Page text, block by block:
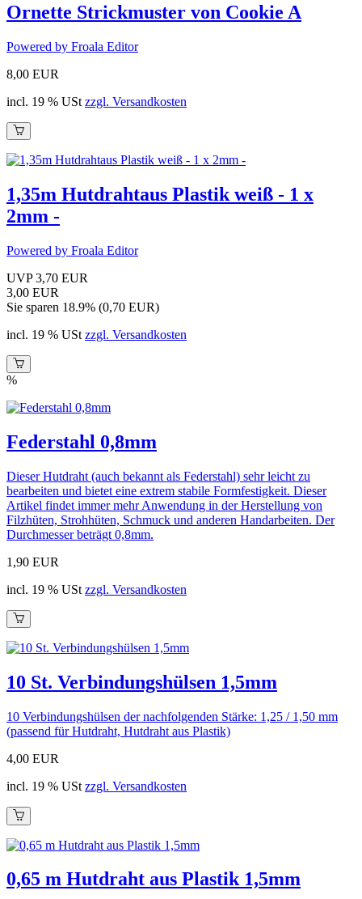
Ornette Strickmuster von Cookie A
Powered by Froala Editor
8,00 EUR
incl. 19 % USt zzgl. Versandkosten
1,35m Hutdrahtaus Plastik weiß - 1 x
2mm -
Powered by Froala Editor
UVP 3,70 EUR
3,00 EUR
Sie sparen 18.9% (0,70 EUR)
incl. 19 % USt zzgl. Versandkosten
%
Federstahl 0,8mm
Dieser Hutdraht (auch bekannt als Federstahl) sehr leicht zu
bearbeiten und bietet eine extrem stabile Formfestigkeit. Dieser
Artikel findet immer mehr Anwendung in der Herstellung von
Filzhüten, Strohhüten, Schmuck und anderen Handarbeiten. Der
Durchmesser beträgt 0,8mm.
1,90 EUR
incl. 19 % USt zzgl. Versandkosten
10 St. Verbindungshülsen 1,5mm
10 Verbindungshülsen der nachfolgenden Stärke: 1,25 / 1,50 mm
(passend für Hutdraht, Hutdraht aus Plastik)
4,00 EUR
incl. 19 % USt zzgl. Versandkosten
0,65 m Hutdraht aus Plastik 1,5mm